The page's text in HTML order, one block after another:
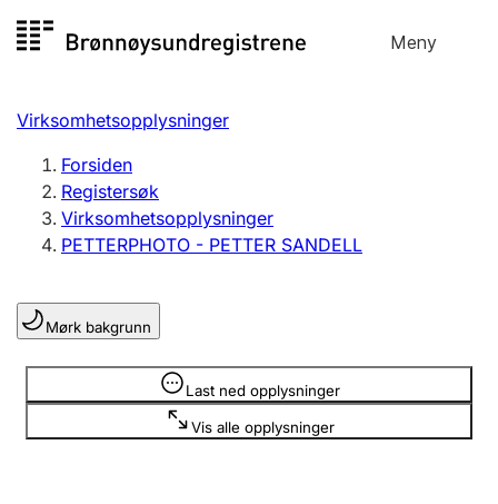
til
Meny
Registersøk
Aksjeselskap
Enkeltpersonforetak
Registrere, endre, slette
Lag og forening
Registrere, endre, slette
Virksomhetsopplysninger
Forsiden
Registersøk
Virksomhetsopplysninger
PETTERPHOTO - PETTER SANDELL
Mørk bakgrunn
Last ned opplysninger
Vis alle opplysninger
Opplysninger er skjult